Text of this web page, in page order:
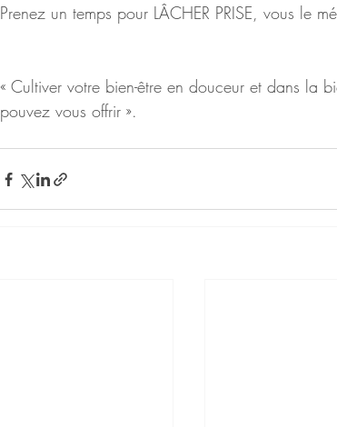
Prenez un temps pour LÂCHER PRISE, vous le
« Cultiver votre bien-être en douceur et dans la
pouvez vous offrir ».